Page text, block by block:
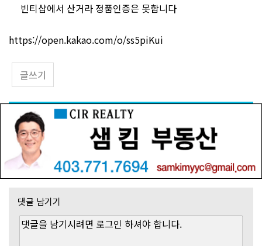
빈티샵에서 산거라 정품인증은 못합니다
https://open.kakao.com/o/ss5piKui
글쓰기
댓글 남기기